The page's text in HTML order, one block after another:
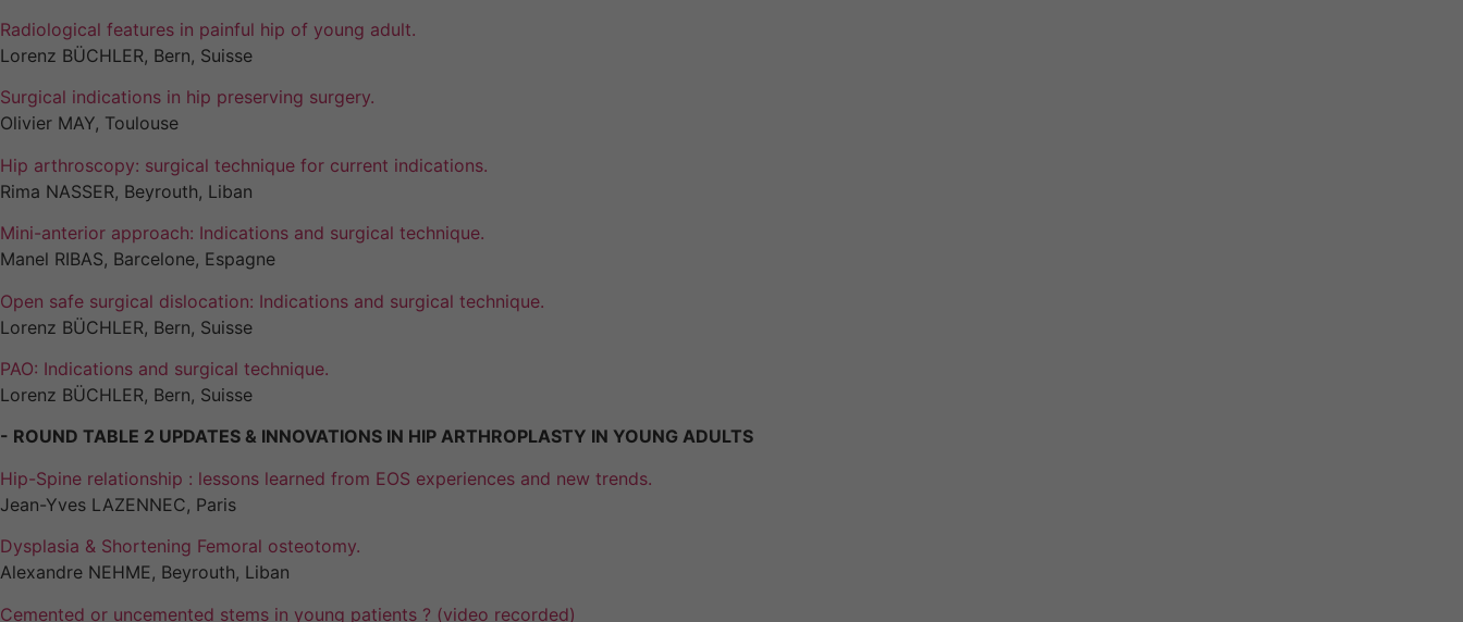
Radiological features in painful hip of young adult.
Lorenz BÜCHLER, Bern, Suisse
Surgical indications in hip preserving surgery.
Olivier MAY, Toulouse
Hip arthroscopy: surgical technique for current indications.
Rima NASSER, Beyrouth, Liban
Mini-anterior approach: Indications and surgical technique.
Manel RIBAS, Barcelone, Espagne
Open safe surgical dislocation: Indications and surgical technique.
Lorenz BÜCHLER, Bern, Suisse
PAO: Indications and surgical technique.
Lorenz BÜCHLER, Bern, Suisse
- ROUND TABLE 2 UPDATES & INNOVATIONS IN HIP ARTHROPLASTY IN YOUNG ADULTS
Hip-Spine relationship : lessons learned from EOS experiences and new trends.
Jean-Yves LAZENNEC, Paris
Dysplasia & Shortening Femoral osteotomy.
Alexandre NEHME, Beyrouth, Liban
Cemented or uncemented stems in young patients ? (video recorded)